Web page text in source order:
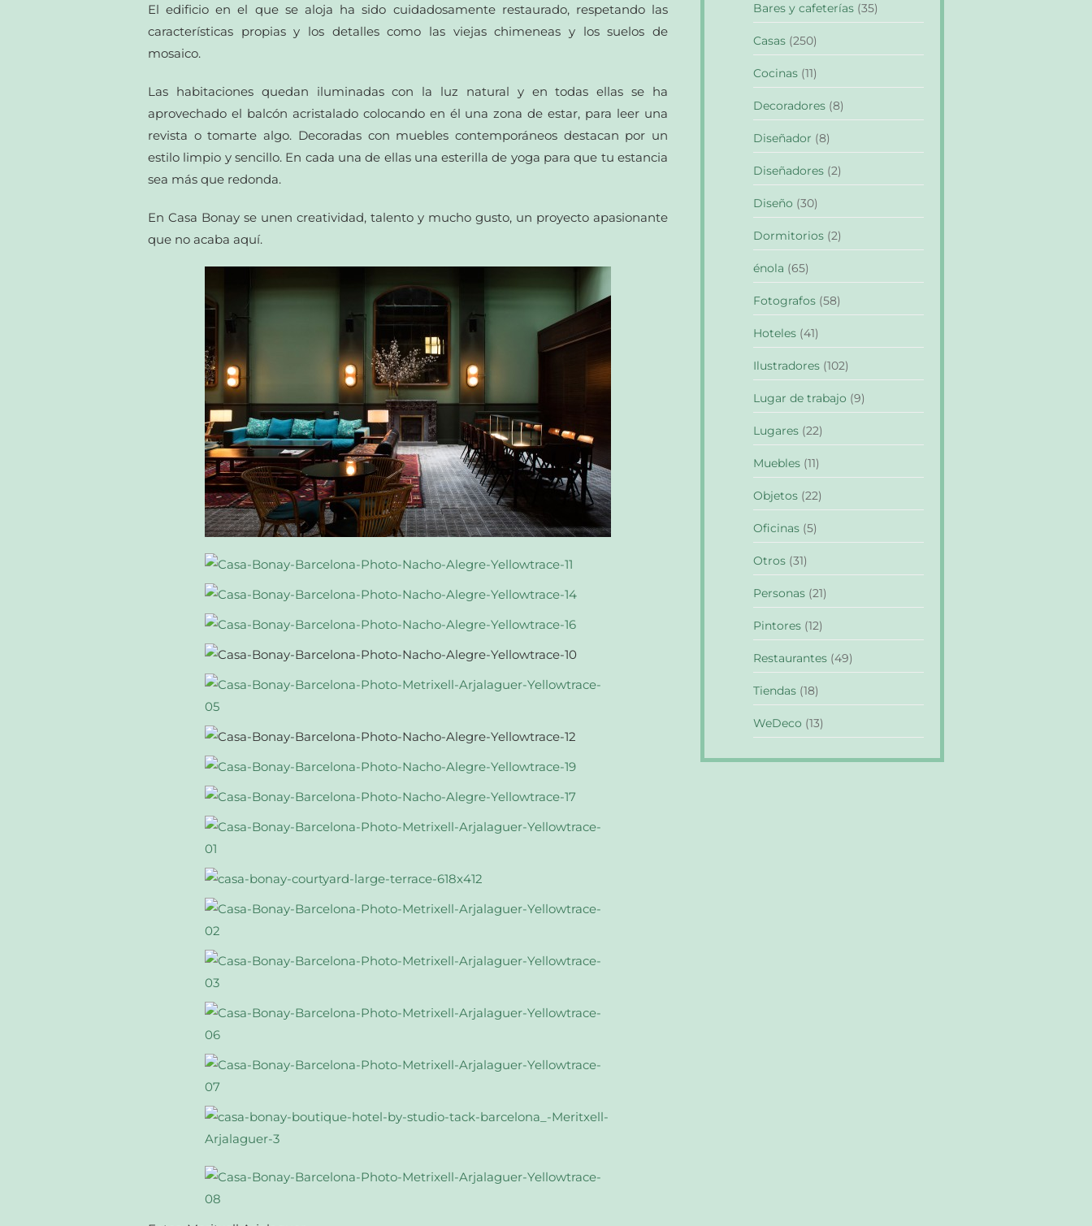
El edificio en el que se aloja ha sido cuidadosamente restaurado, respetando las
características propias y los detalles como las viejas chimeneas y los suelos de
mosaico.
Las habitaciones quedan iluminadas con la luz natural y en todas ellas se ha
aprovechado el balcón acristalado colocando en él una zona de estar, para leer una
revista o tomarte algo. Decoradas con muebles contemporáneos destacan por un
estilo limpio y sencillo. En cada una de ellas una esterilla de yoga para que tu estancia
sea más que redonda.
En Casa Bonay se unen creatividad, talento y mucho gusto, un proyecto apasionante
que no acaba aquí.
Bares y cafeterías (35)
Casas (250)
Cocinas (11)
Decoradores (8)
Diseñador (8)
Diseñadores (2)
Diseño (30)
Dormitorios (2)
énola (65)
Fotografos (58)
Hoteles (41)
Ilustradores (102)
Lugar de trabajo (9)
Lugares (22)
Muebles (11)
Objetos (22)
Oficinas (5)
Otros (31)
Personas (21)
Pintores (12)
Restaurantes (49)
Tiendas (18)
WeDeco (13)